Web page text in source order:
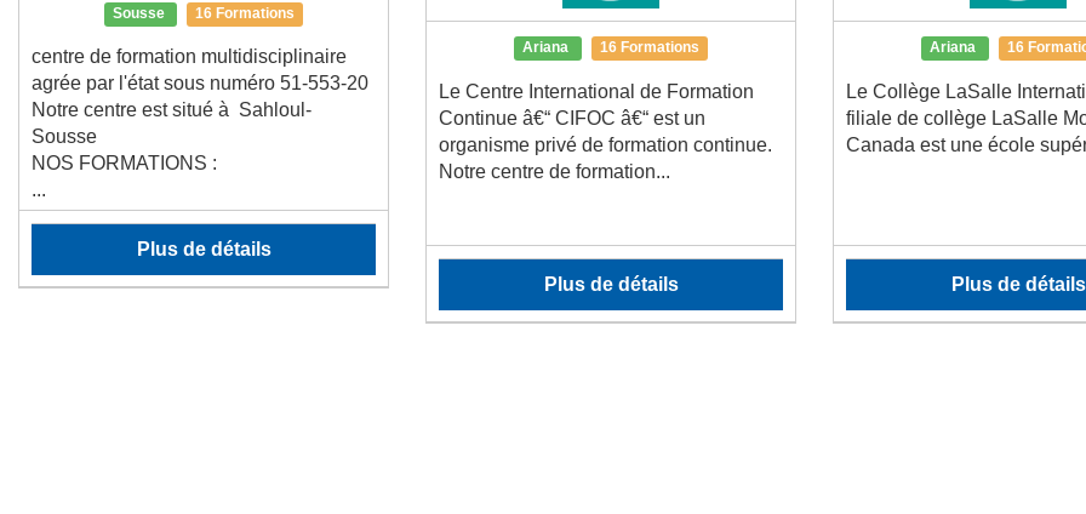
Sousse 16 Formations
centre de formation multidisciplinaire
agrée par l'état sous numéro 51-553-20
Notre centre est situé à Sahloul-
Sousse
NOS FORMATIONS :
...
Plus de détails
Ariana 16 Formations
Le Centre International de Formation
Continue â€“ CIFOC â€“ est un
organisme privé de formation continue.
Notre centre de formation...
Plus de détails
Ariana 16
Le Collège LaSalle
filiale de collège LaSalle
Canada est une école
Plus de détails